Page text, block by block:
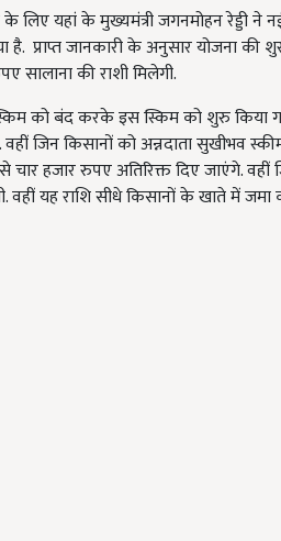
यहां के मुख्यमंत्री जगनमोहन रेड्डी ने
है. प्राप्त जानकारी के अनुसार योजना
की राशी मिलेगी.
को बंद करके इस स्किम को शुरु किया
जिन किसानों को अन्नदाता सुखीभव
हजार रुपए अतिरिक्त दिए जाएंगे.
वहीं यह राशि सीधे किसानों के खाते में जमा